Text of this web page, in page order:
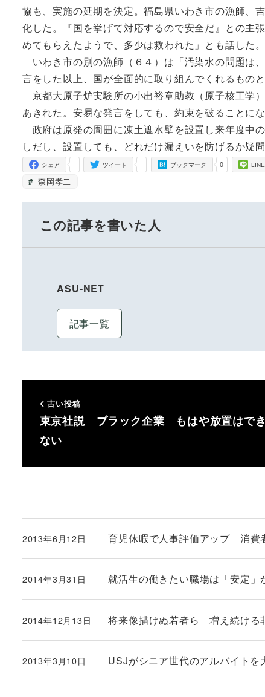
協も、実施の延期を決定。福島県いわき市の漁師、
化した。『国を挙げて対応するので安全だ』との主
めてもらえたようで、多少は救われた」とも話した。
いわき市の別の漁師（６４）は「汚染水の問題は
言をした以上、国が全面的に取り組んでくれるもの
京都大原子炉実験所の小出裕章助教（原子核工学
あきれた。安易な発言をしても、約束を破ることに
政府は原発の周囲に凍土遮水壁を設置し来年度中
しだし、設置しても、どれだけ漏えいを防げるか疑
-
シェア -
ツイート 0
ブックマーク LINE
森岡孝二
この記事を書いた人
ASU-NET
記事一覧
古い投稿
東京社説 ブラック企業 もはや放置はでき
ない
育児休暇で人事評価アップ 消費
投稿日
2013年6月12日
就活生の働きたい職場は「安定」
投稿日
2014年3月31日
将来像描けぬ若者ら 増え続ける
投稿日
2014年12月13日
USJがシニア世代のアルバイト
投稿日
2013年3月10日